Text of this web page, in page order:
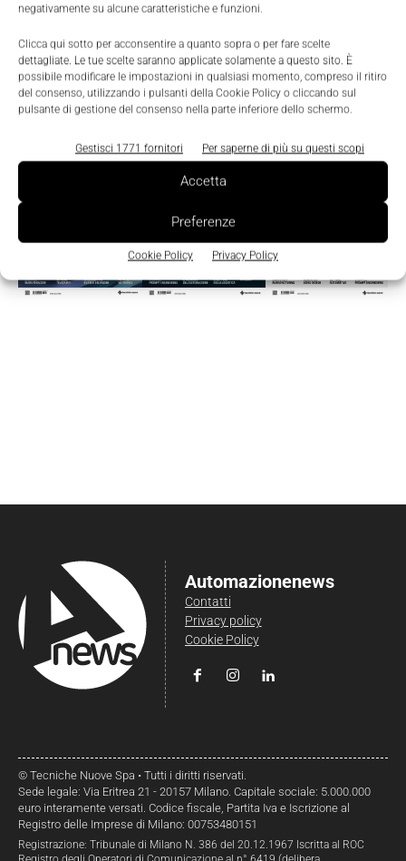
negativamente su alcune caratteristiche e funzioni.
Clicca qui sotto per acconsentire a quanto sopra o per fare scelte
dettagliate. Le tue scelte saranno applicate solamente a questo sito. È
possibile modificare le impostazioni in qualsiasi momento, compreso il ritiro
del consenso, utilizzando i pulsanti della Cookie Policy o cliccando sul
pulsante di gestione del consenso nella parte inferiore dello schermo.
Gestisci 1771 fornitori Per saperne di più su questi scopi
Accetta
Preferenze
Cookie Policy Privacy Policy
Edicola
Automazionenews
Contatti
Privacy policy
Cookie Policy
© Tecniche Nuove Spa • Tutti i diritti riservati.
Sede legale: Via Eritrea 21 - 20157 Milano. Capitale sociale: 5.000.000
euro interamente versati. Codice fiscale, Partita Iva e Iscrizione al
Registro delle Imprese di Milano: 00753480151
Registrazione: Tribunale di Milano N. 386 del 20.12.1967 Iscritta al ROC